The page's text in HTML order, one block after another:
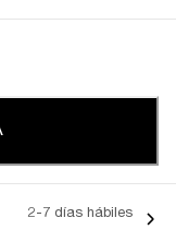
2-7 días hábiles